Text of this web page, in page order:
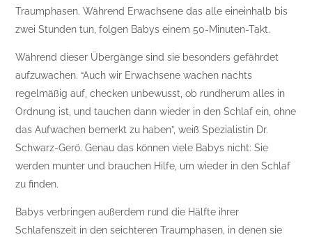
Traumphasen. Während Erwachsene das alle eineinhalb bis
zwei Stunden tun, folgen Babys einem 50-Minuten-Takt.
Während dieser Übergänge sind sie besonders gefährdet
aufzuwachen. “Auch wir Erwachsene wachen nachts
regelmäßig auf, checken unbewusst, ob rundherum alles in
Ordnung ist, und tauchen dann wieder in den Schlaf ein, ohne
das Aufwachen bemerkt zu haben”, weiß Spezialistin Dr.
Schwarz-Gerö. Genau das können viele Babys nicht: Sie
werden munter und brauchen Hilfe, um wieder in den Schlaf
zu finden.
Babys verbringen außerdem rund die Hälfte ihrer
Schlafenszeit in den seichteren Traumphasen, in denen sie